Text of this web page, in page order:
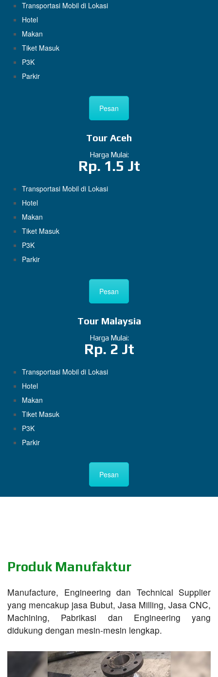
Transportasi Mobil di Lokasi
Hotel
Makan
Tiket Masuk
P3K
Parkir
Pesan
Tour Aceh
Harga Mulai:
Rp. 1.5 Jt
Transportasi Mobil di Lokasi
Hotel
Makan
Tiket Masuk
P3K
Parkir
Pesan
Tour Malaysia
Harga Mulai:
Rp. 2 Jt
Transportasi Mobil di Lokasi
Hotel
Makan
Tiket Masuk
P3K
Parkir
Pesan
Produk Manufaktur
Manufacture, Engineering dan Technical Supplier
yang mencakup jasa Bubut, Jasa Milling, Jasa CNC,
Machining, Pabrikasi dan Engineering yang
didukung dengan mesin-mesin lengkap.